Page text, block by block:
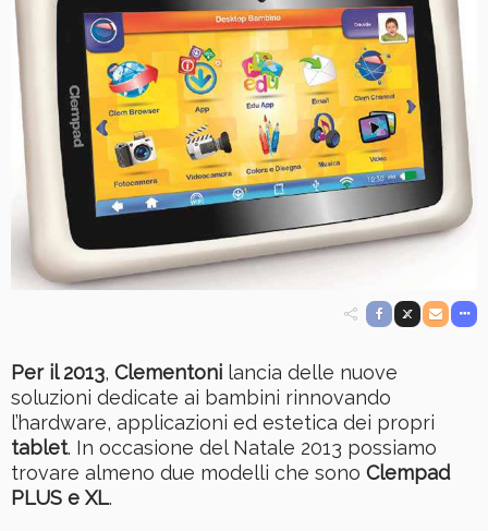
Per il 2013, Clementoni lancia delle nuove
soluzioni dedicate ai bambini rinnovando
l’hardware, applicazioni ed estetica dei propri
tablet. In occasione del Natale 2013 possiamo
trovare almeno due modelli che sono Clempad
PLUS e XL.